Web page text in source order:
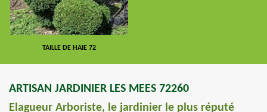
TAILLE DE HAIE 72
ARTISAN JARDINIER LES MEES 72260
Elagueur Arboriste, le jardinier le plus réputé